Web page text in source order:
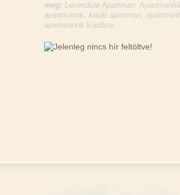
meg: Levendula Apartman,
apartmanok, kiadó apartman,
apartmanok kiadása